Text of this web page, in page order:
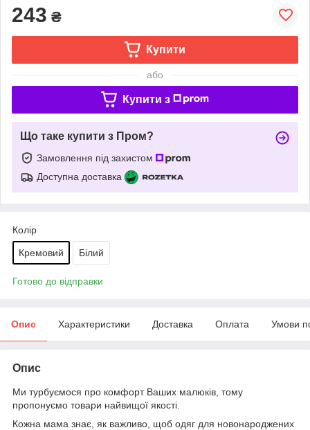
243 ₴
Купити
або
Купити з
Що таке купити з Пром?
Замовлення під захистом
Доступна доставка
Колір
Кремовий Білий
Готово до відправки
Опис Характеристики Доставка Оплата Умови
Опис
Ми турбуємося про комфорт Ваших малюків, тому
пропонуємо товари найвищої якості.
Кожна мама знає, як важливо, щоб одяг для новонароджених